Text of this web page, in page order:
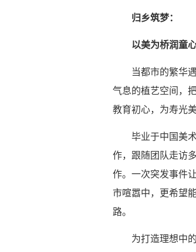
归乡筑梦：
以美为桥润童
当都市的繁华
气息的植艺空间，
教育初心，为寿光
毕业于中国美
作，跟随团队走访
作。一次突发事件
市喧嚣中，更希望
路。
为打造理想中